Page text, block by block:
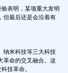
表明，某项重大发明
但最后还是会沿着有
纳米科技等三大科技
革命的交叉融合。这
技革命。